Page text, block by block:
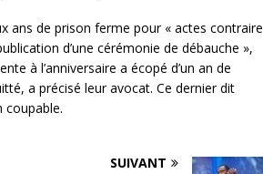
ans de prison ferme pour « actes contraire
d’une cérémonie de débauche »,
à l’anniversaire a écopé d’un an de
a précisé leur avocat. Ce dernier dit
coupable.
SUIVANT